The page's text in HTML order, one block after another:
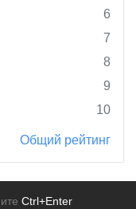
6
7
8
9
10
Общий рейтинг
Ctrl+Enter